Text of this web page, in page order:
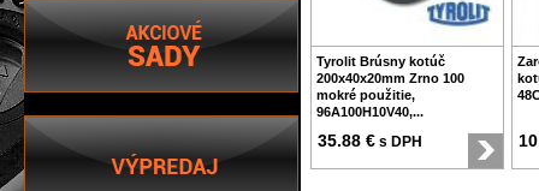
Tyrolit Brúsny kotúč
200x40x20mm Zrno 100
mokré použitie,
96A100H10V40,...
35.88 € s DPH